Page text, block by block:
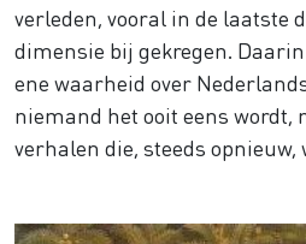
verleden, vooral in de laatste
dimensie bij gekregen.
ene waarheid over
niemand het ooit eens wordt,
verhalen die, steeds opnieuw,